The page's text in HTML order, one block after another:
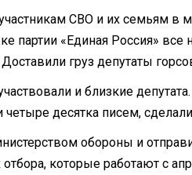
СВО и их семьям в
партии «Единая Россия»
груз депутаты
и близкие
десятка писем,
обороны и
которые работают с